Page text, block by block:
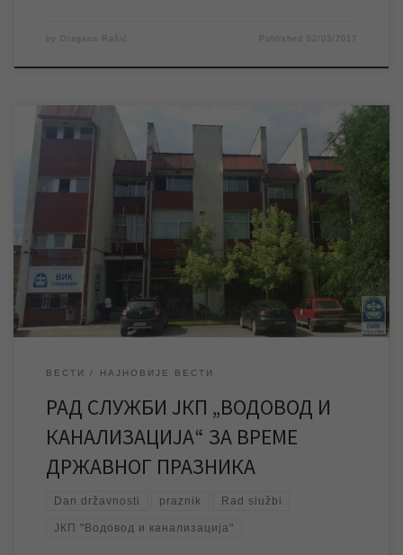
by Dragana Rašić Published 02/03/2017
ЈКП „Водовод и канализација“ Зрењанин обавештава
кориснике да за време државног празника Дана државности
шалтери за кориснике Службе информисања у згради ЈКП
„Водовод и канализација“ у Петефијевој 3 у Зрењанину и
благајне нашег предузећа неће радити у среду 15.02.2017.
године и четвртак 16.02.2017. године. Први радни дан је у
петак […]
ВЕСТИ НАЈНОВИЈЕ ВЕСТИ
РАД СЛУЖБИ ЈКП „ВОДОВОД И
КАНАЛИЗАЦИЈА“ ЗА ВРЕМЕ
ДРЖАВНОГ ПРАЗНИКА
Dan državnosti praznik Rad službi
ЈКП "Водовод и канализација"